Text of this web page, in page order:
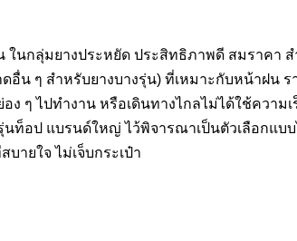
ในกลุ่มยางประหยัด ประสิทธิภาพดี สมราคา
น ๆ สำหรับยางบางรุ่น) ที่เหมาะกับหน้าฝน ร
ๆ ไปทำงาน หรือเดินทางไกลไม่ได้ใช้ความเ
นท็อป แบรนด์ใหญ่ ไว้พิจารณาเป็นตัวเลือกแบ
ายใจ ไม่เจ็บกระเป๋า